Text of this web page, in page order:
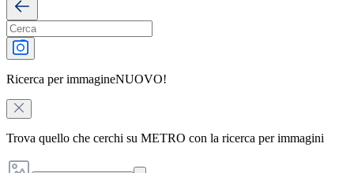
Ricerca per immagineNUOVO!
Trova quello che cerchi su METRO con la ricerca per immagini